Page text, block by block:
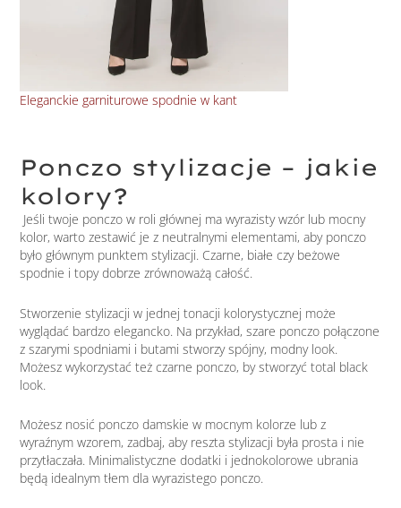
Eleganckie garniturowe spodnie w kant
Ponczo stylizacje – jakie
kolory?
Jeśli twoje ponczo w roli głównej ma wyrazisty wzór lub mocny
kolor, warto zestawić je z neutralnymi elementami, aby ponczo
było głównym punktem stylizacji. Czarne, białe czy beżowe
spodnie i topy dobrze zrównoważą całość.
Stworzenie stylizacji w jednej tonacji kolorystycznej może
wyglądać bardzo elegancko. Na przykład, szare ponczo połączone
z szarymi spodniami i butami stworzy spójny, modny look.
Możesz wykorzystać też czarne ponczo, by stworzyć total black
look.
Możesz nosić ponczo damskie w mocnym kolorze lub z
wyraźnym wzorem, zadbaj, aby reszta stylizacji była prosta i nie
przytłaczała. Minimalistyczne dodatki i jednokolorowe ubrania
będą idealnym tłem dla wyrazistego ponczo.